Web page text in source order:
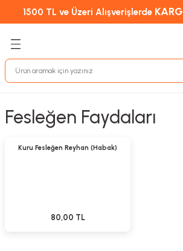
1500 TL ve Üzeri Alışverişlerde
Fesleğen Faydaları
Yeni
Sepete Ekle
Kuru Fesleğen Reyhan (Habak)
80,00 TL